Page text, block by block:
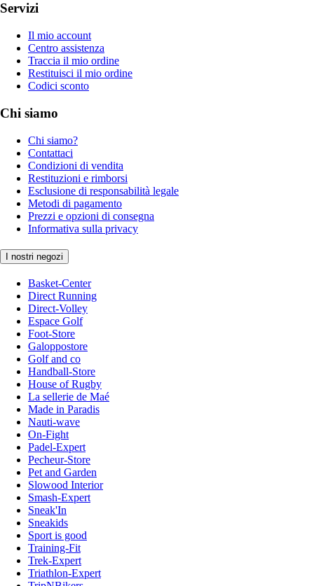
Servizi
Il mio account
Centro assistenza
Traccia il mio ordine
Restituisci il mio ordine
Codici sconto
Chi siamo
Chi siamo?
Contattaci
Condizioni di vendita
Restituzioni e rimborsi
Esclusione di responsabilità legale
Metodi di pagamento
Prezzi e opzioni di consegna
Informativa sulla privacy
I nostri negozi
Basket-Center
Direct Running
Direct-Volley
Espace Golf
Foot-Store
Galoppostore
Golf and co
Handball-Store
House of Rugby
La sellerie de Maé
Made in Paradis
Nauti-wave
On-Fight
Padel-Expert
Pecheur-Store
Pet and Garden
Slowood Interior
Smash-Expert
Sneak'In
Sneakids
Sport is good
Training-Fit
Trek-Expert
Triathlon-Expert